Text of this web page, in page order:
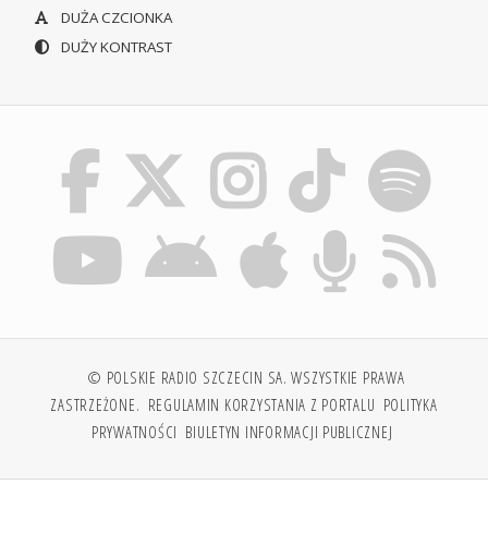
DUŻA CZCIONKA
DUŻY KONTRAST
© POLSKIE RADIO SZCZECIN SA. WSZYSTKIE PRAWA
ZASTRZEŻONE. REGULAMIN KORZYSTANIA Z PORTALU POLITYKA
PRYWATNOŚCI BIULETYN INFORMACJI PUBLICZNEJ